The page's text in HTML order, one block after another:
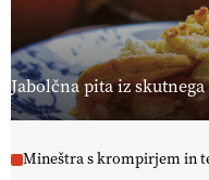
Jabolčna pita iz skutnega
Mineštra s krompirjem in